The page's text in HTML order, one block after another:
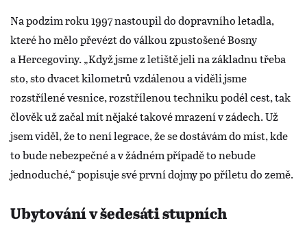
Na podzim roku 1997 nastoupil do dopravního letadla,
které ho mělo převézt do válkou zpustošené Bosny
a Hercegoviny. „Když jsme z letiště jeli na základnu třeba
sto, sto dvacet kilometrů vzdálenou a viděli jsme
rozstřílené vesnice, rozstřílenou techniku podél cest, tak
člověk už začal mít nějaké takové mrazení v zádech. Už
jsem viděl, že to není legrace, že se dostávám do míst, kde
to bude nebezpečné a v žádném případě to nebude
jednoduché,“ popisuje své první dojmy po příletu do země.
Ubytování v šedesáti stupních